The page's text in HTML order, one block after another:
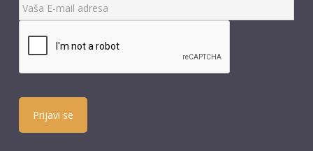
Prijavi se